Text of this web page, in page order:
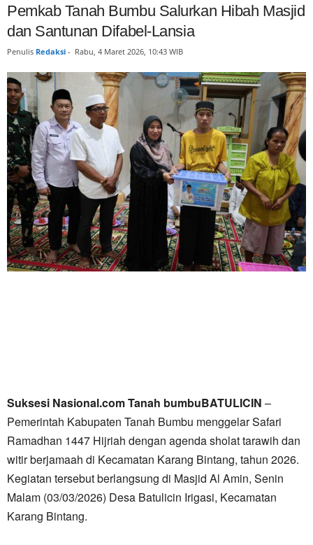
Pemkab Tanah Bumbu Salurkan Hibah Masjid
dan Santunan Difabel-Lansia
Penulis Redaksi - Rabu, 4 Maret 2026, 10:43 WIB
Suksesi Nasional.com Tanah bumbuBATULICIN –
Pemerintah Kabupaten Tanah Bumbu menggelar Safari
Ramadhan 1447 Hijriah dengan agenda sholat tarawih dan
witir berjamaah di Kecamatan Karang Bintang, tahun 2026.
Kegiatan tersebut berlangsung di Masjid Al Amin, Senin
Malam (03/03/2026) Desa Batulicin Irigasi, Kecamatan
Karang Bintang.